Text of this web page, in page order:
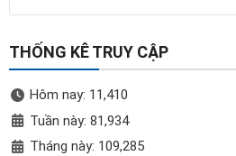
THỐNG KÊ TRUY CẬP
Hôm nay: 11,410
Tuần này: 81,934
Tháng này: 109,285